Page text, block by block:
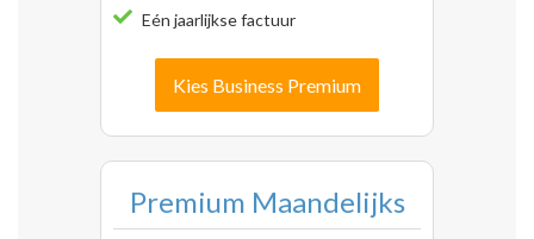
Eén jaarlijkse factuur
Kies Business Premium
Premium Maandelijks